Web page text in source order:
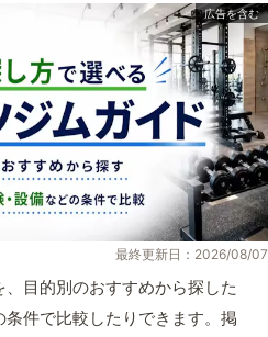
最終更新日：2026/08/07
目的別のおすすめから探した
件で比較したりできます。掲